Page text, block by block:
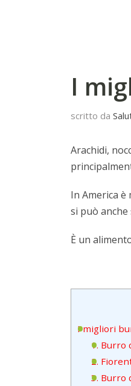
I
scritto da
Arachidi,
In America
si può anche
È un
I migliori
1. Burro
2.
3. Burro